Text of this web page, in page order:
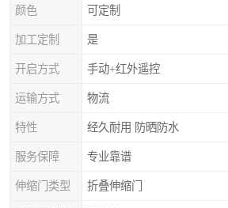
颜色 可定制
加工定制 是
开启方式 手动+红外遥控
运输方式 物流
特性 经久耐用 防晒防水
服务保障 专业靠谱
伸缩门类型 折叠伸缩门